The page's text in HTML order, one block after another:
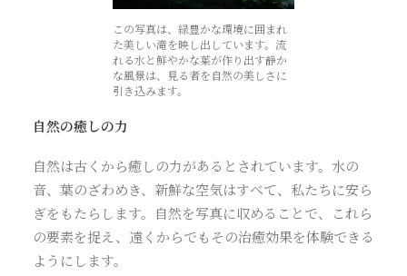
この写真は、緑豊かな環境に囲まれ
た美しい滝を映し出しています。流
れる水と鮮やかな葉が作り出す静か
な風景は、見る者を自然の美しさに
引き込みます。
自然の癒しの力
自然は古くから癒しの力があるとされています。水の
音、葉のざわめき、新鮮な空気はすべて、私たちに安ら
ぎをもたらします。自然を写真に収めることで、これら
の要素を捉え、遠くからでもその治癒効果を体験できる
ようにします。